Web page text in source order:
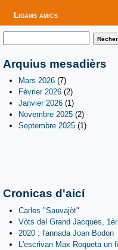
Ligams amics
Formulaire de
Arquius mesadièrs
Mars 2026 (7)
Février 2026 (2)
Janvier 2026 (1)
Novembre 2025 (2)
Septembre 2025 (1)
Cronicas d'aicí
Carles "Sauvajòt"
Vòts del Grand Jacques,
2020 : l'annada Joan Bodon
L'escrivan Max Roqueta un